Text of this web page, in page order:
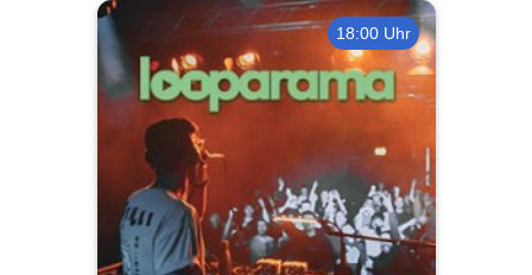
18:00 Uhr